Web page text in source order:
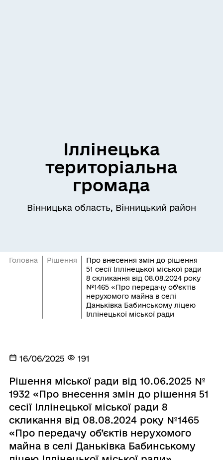
Іллінецька
територіальна
громада
Вінницька область, Вінницький район
Головна Рішення
Про внесення змін до рішення
51 сесії Іллінецької міської ради
8 скликання від 08.08.2024 року
№1465 «Про передачу об’єктів
нерухомого майна в селі
Даньківка Бабинському ліцею
Іллінецької міської ради
16/06/2025 191
Рішення міської ради від 10.06.2025 №
1932 «Про внесення змін до рішення 51
сесії Іллінецької міської ради 8
скликання від 08.08.2024 року №1465
«Про передачу об’єктів нерухомого
майна в селі Даньківка Бабинському